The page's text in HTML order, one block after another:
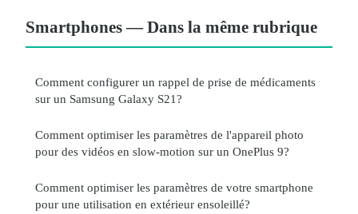
Smartphones — Dans la même rubrique
Comment configurer un rappel de prise de médicaments
sur un Samsung Galaxy S21?
Comment optimiser les paramètres de l'appareil photo
pour des vidéos en slow-motion sur un OnePlus 9?
Comment optimiser les paramètres de votre smartphone
pour une utilisation en extérieur ensoleillé?